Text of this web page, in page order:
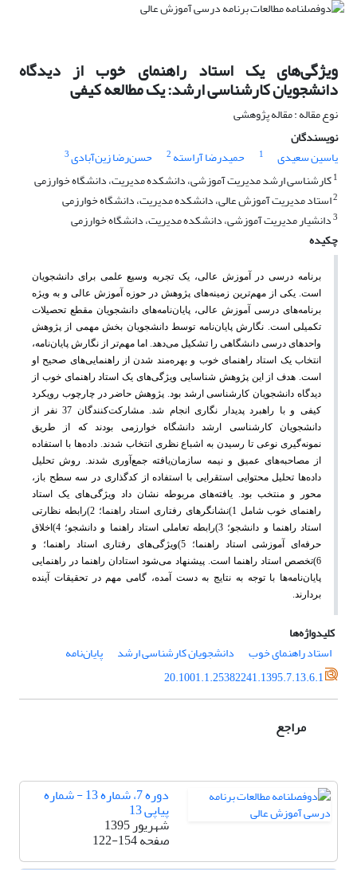
ویژگی‌های یک استاد راهنمای خوب از دیدگاه
دانشجویان کارشناسی ارشد: یک مطالعه کیفی
نوع مقاله : مقاله پژوهشی
نویسندگان
یاسین سعیدی
1 حمیدرضا آراسته 2 حسن‌رضا زین‌آبادی3
1کارشناسی ارشد مدیریت آموزشی، دانشکده مدیریت، دانشگاه خوارزمی
2استاد مدیریت آموزش عالی، دانشکده مدیریت، دانشگاه خوارزمی
3دانشیار مدیریت آموزشی، دانشکده مدیریت، دانشگاه خوارزمی
چکیده
برنامه درسی در آموزش عالی، یک تجربه وسیع علمی برای دانشجویان
است. یکی از مهم‌ترین زمینه‌های پژوهش در حوزه آموزش عالی و به ویژه
برنامه‌های درسی آموزش عالی، پایان‌نامه‌های دانشجویان مقطع تحصیلات
تکمیلی است. نگارش پایان‌نامه توسط دانشجویان بخش مهمی از پژوهش
واحدهای درسی دانشگاهی را تشکیل می‌دهد. اما مهم‌تر از نگارش پایان‌نامه،
انتخاب یک استاد راهنمای خوب و بهره‌مند شدن از راهنمایی‌های صحیح او
است. هدف از این پژوهش شناسایی ویژگی‌های یک استاد راهنمای خوب از
دیدگاه دانشجویان کارشناسی ارشد بود. پژوهش حاضر در چارچوب رویکرد
کیفی و با راهبرد پدیدار نگاری انجام شد. مشارکت‌کنندگان 37 نفر از
دانشجویان کارشناسی ارشد دانشگاه خوارزمی بودند که از طریق
نمونه‌گیری نوعی تا رسیدن به اشباع نظری انتخاب شدند. داده‌ها با استفاده
از مصاحبه‌های عمیق و نیمه سازمان‌یافته جمع‌آوری شدند. روش تحلیل
داده‌ها تحلیل محتوایی استقرایی با استفاده از کدگذاری در سه سطح باز،
محور و منتخب بود. یافته‌های مربوطه نشان داد ویژگی‌های یک استاد
راهنمای خوب شامل 1)نشانگرهای رفتاری استاد راهنما؛ 2)رابطه نظارتی
استاد راهنما و دانشجو؛ 3)رابطه تعاملی استاد راهنما و دانشجو؛ 4)اخلاق
حرفه‌ای آموزشی استاد راهنما؛ 5)ویژگی‌های رفتاری استاد راهنما؛ و
6)تخصص استاد راهنما است. پیشنهاد می‌شود استادان راهنما در راهنمایی
پایان‌نامه‌ها با توجه به نتایج به دست آمده، گامی مهم در تحقیقات آینده
بردارند.
کلیدواژه‌ها
استاد راهنمای خوب
دانشجویان کارشناسی ارشد
پایان‌نامه
20.1001.1.25382241.1395.7.13.6.1
مراجع
دوره 7، شماره 13 - شماره
پیاپی 13
شهریور 1395
صفحه122-154